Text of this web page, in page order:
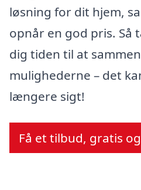
løsning for dit hjem,
opnår en god pris. Så
dig tiden til at
mulighederne – det
længere sigt!
Få et tilbud, gratis